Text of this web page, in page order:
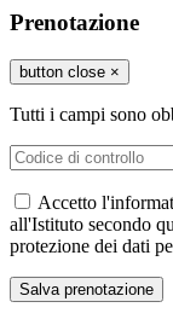
Prenotazione
button close ×
Tutti i campi sono
Accetto
all'Istituto secondo
protezione dei dati